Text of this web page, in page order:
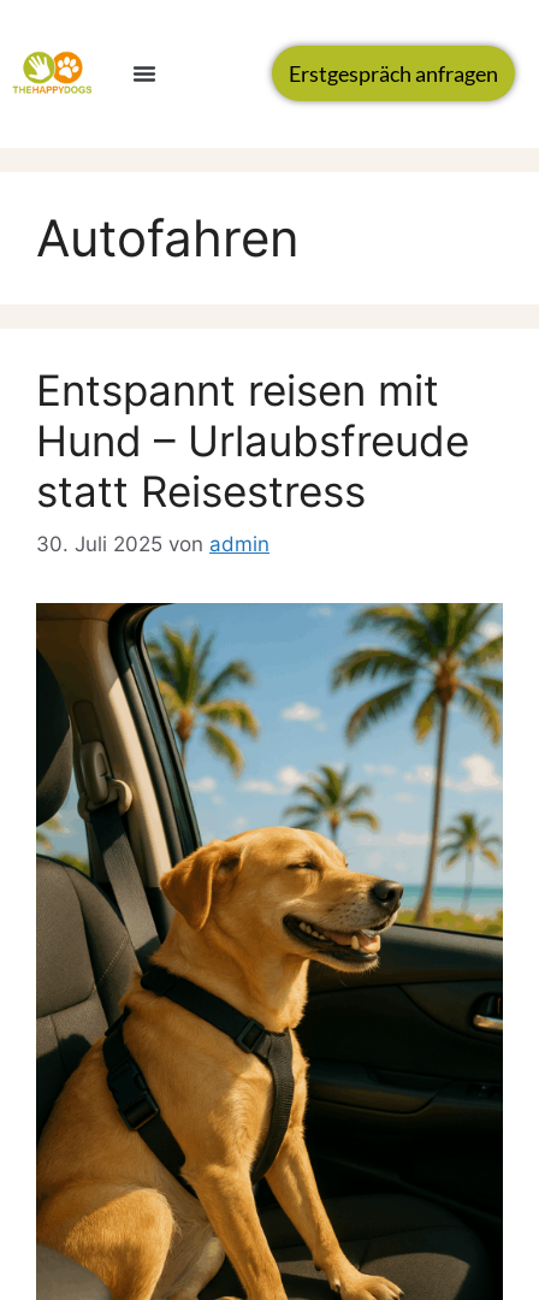
Erstgespräch anfragen
Autofahren
Entspannt reisen mit
Hund – Urlaubsfreude
statt Reisestress
30. Juli 2025 von admin